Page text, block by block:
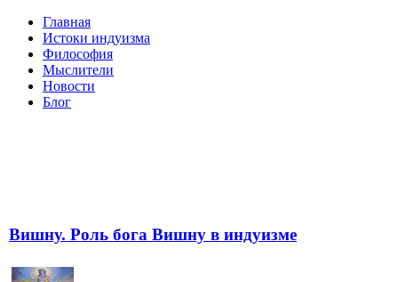
Главная
Истоки индуизма
Философия
Мыслители
Новости
Блог
Вишну. Роль бога Вишну в индуизме